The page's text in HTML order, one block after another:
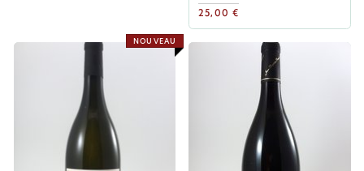
25,00 €
NOUVEAU